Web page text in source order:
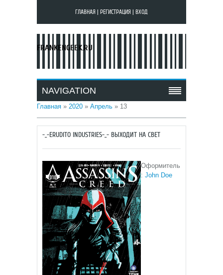
ГЛАВНАЯ РЕГИСТРАЦИЯ ВХОД
FRANKENGEEK.RU
NAVIGATION
Главная » 2020 » Апрель » 13
-_-ERUDITO INDUSTRIES-_- ВЫХОДИТ НА СВЕТ
Оформитель
: John Doe